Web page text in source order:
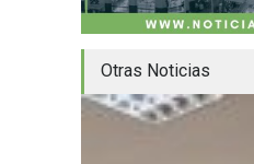
Otras Noticias